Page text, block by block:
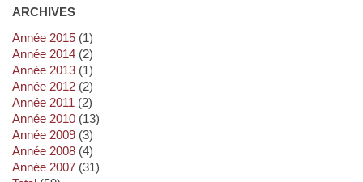
ARCHIVES
année 2015(1)
année 2014(2)
année 2013(1)
année 2012(2)
année 2011 (2)
année 2010(13)
année 2009(3)
année 2008(4)
année 2007(31)